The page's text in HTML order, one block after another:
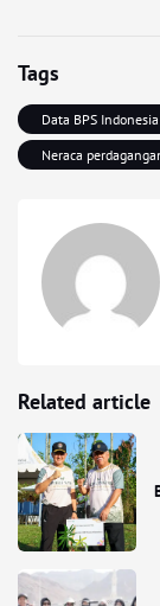
Tags
Data BPS Indonesia
Neraca
Related article